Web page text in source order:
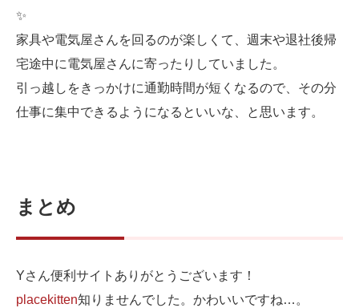
✨
家具や電気屋さんを回るのが楽しくて、週末や退社後帰
宅途中に電気屋さんに寄ったりしていました。
引っ越しをきっかけに通勤時間が短くなるので、その分
仕事に集中できるようになるといいな、と思います。
まとめ
Yさん便利サイトありがとうございます！
placekitten知りませんでした。かわいいですね…。